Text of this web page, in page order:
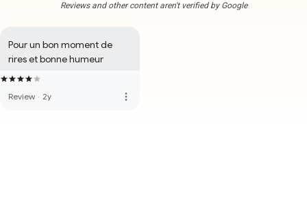
Reviews and other content aren't verified by Google
Pour un bon moment de
rires et bonne humeur
Review · 2y more_vert